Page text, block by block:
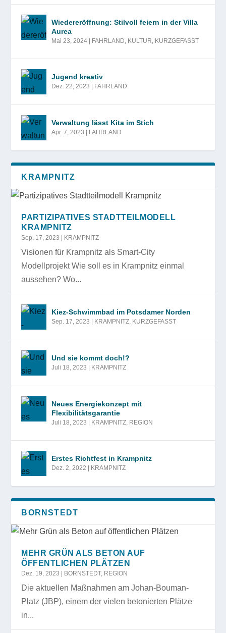
Wiedereröffnung: Stilvoll feiern in der Villa
Aurea
Mai 23, 2024 FAHRLAND, KULTUR, KURZGEFASST
Jugend kreativ
Dez. 22, 2023 FAHRLAND
Verwaltung lässt Kita im Stich
Apr. 7, 2023 FAHRLAND
KRAMPNITZ
PARTIZIPATIVES STADTTEILMODELL
KRAMPNITZ
Sep. 17, 2023 KRAMPNITZ
Visionen für Krampnitz als Smart-City
Modellprojekt Wie soll es in Krampnitz einmal
aussehen? Wo...
Kiez-Schwimmbad im Potsdamer Norden
Sep. 17, 2023 KRAMPNITZ, KURZGEFASST
Und sie kommt doch!?
Juli 18, 2023 KRAMPNITZ
Neues Energiekonzept mit
Flexibilitätsgarantie
Juli 18, 2023 KRAMPNITZ, REGION
Erstes Richtfest in Krampnitz
Dez. 2, 2022 KRAMPNITZ
BORNSTEDT
MEHR GRÜN ALS BETON AUF
ÖFFENTLICHEN PLÄTZEN
Dez. 19, 2023 BORNSTEDT, REGION
Die aktuellen Maßnahmen am Johan-Bouman-
Platz (JBP), einem der vielen betonierten Plätze
in...